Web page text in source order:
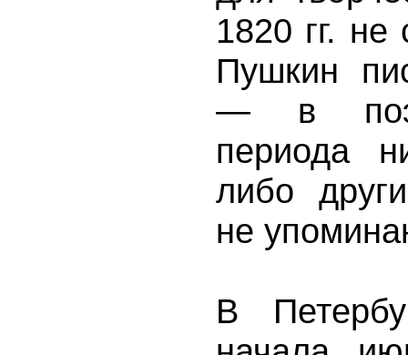
1820 гг.
Пушкин
— в
периода
либо
не
В